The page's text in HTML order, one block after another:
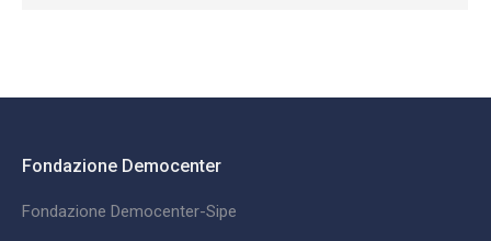
Fondazione Democenter
Fondazione Democenter-Sipe